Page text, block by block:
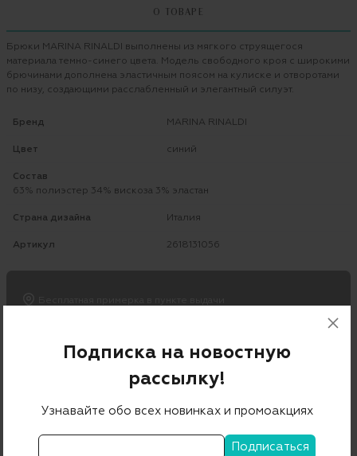
О ТОВАРЕ
Брюки MARINA RINALDI выполнены из мягкого струящегося
материала темно-синего цвета. Модель свободного кроя с широкими
брючинами дополнена эластичным поясом на кулиске и отворотами
по низу, создающими расслабленный и элегантный силуэт.
Бренд MARINA RINALDI
Цвет синий
Состав
63% полиэстер 34% вискоза 3% эластан
Страна дизайна Италия
Артикул 2618131056
Подписка на новостную
рассылку!
Узнавайте обо всех новинках и промоакциях